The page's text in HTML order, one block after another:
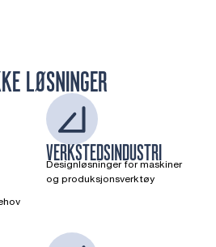
LØSNINGER
VERKSTEDSINDUSTRI
Designløsninger for maskiner
og produksjonsverktøy